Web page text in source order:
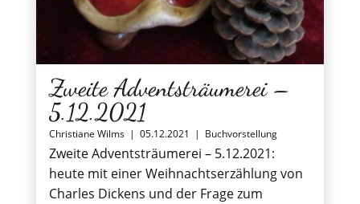
Zweite Adventsträumerei –
5.12.2021
Christiane Wilms | 05.12.2021 | Buchvorstellung
Zweite Adventsträumerei – 5.12.2021:
heute mit einer Weihnachtserzählung von
Charles Dickens und der Frage zum